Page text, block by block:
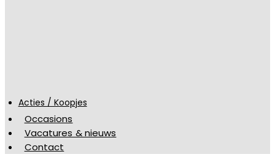
Acties / Koopjes
Occasions
Vacatures & nieuws
Contact